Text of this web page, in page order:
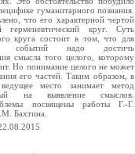
гуманитарного познания.
что его характерной чертой
герменевтический круг. Суть
круга состоит в том, что для
событий надо достичь
смысла того целого, которому
Но понимание целого не может
его частей. Таким образом, в
место занимает метод
на выявление смыслов.
посвящены работы Г.-Г.
Бахтина.